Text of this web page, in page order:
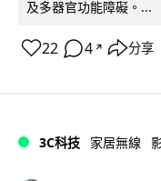
及多器官功能障礙。...
22 4 ↗ 分享
3C科技 家居無線